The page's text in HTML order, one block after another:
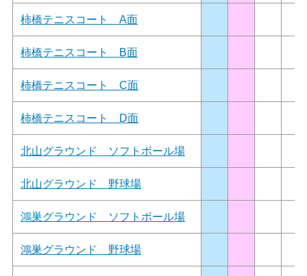
柿橋テニスコート A面
柿橋テニスコート B面
柿橋テニスコート C面
柿橋テニスコート D面
北山グラウンド ソフトボール場
北山グラウンド 野球場
鴻巣グラウンド ソフトボール場
鴻巣グラウンド 野球場